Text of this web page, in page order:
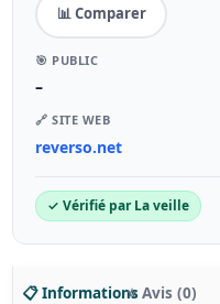
📊 Comparer
🎯 PUBLIC
–
🔗 SITE WEB
reverso.net
✓ Vérifié par La veille
📋 Informations⭐ Avis (0)